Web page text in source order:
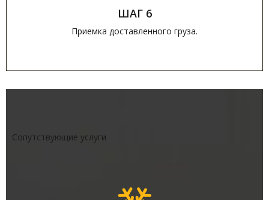
ШАГ 6
Приемка доставленного груза.
Сопутствующие услуги